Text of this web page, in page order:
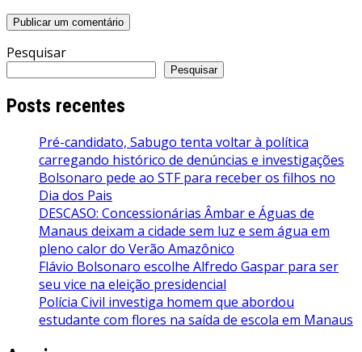
Pesquisar
Pesquisar
Posts recentes
Pré-candidato, Sabugo tenta voltar à política
carregando histórico de denúncias e investigações
Bolsonaro pede ao STF para receber os filhos no
Dia dos Pais
DESCASO: Concessionárias Âmbar e Águas de
Manaus deixam a cidade sem luz e sem água em
pleno calor do Verão Amazônico
Flávio Bolsonaro escolhe Alfredo Gaspar para ser
seu vice na eleição presidencial
Polícia Civil investiga homem que abordou
estudante com flores na saída de escola em Manaus